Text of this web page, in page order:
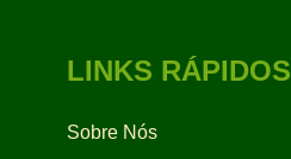
LINKS RÁPIDOS
Sobre Nós